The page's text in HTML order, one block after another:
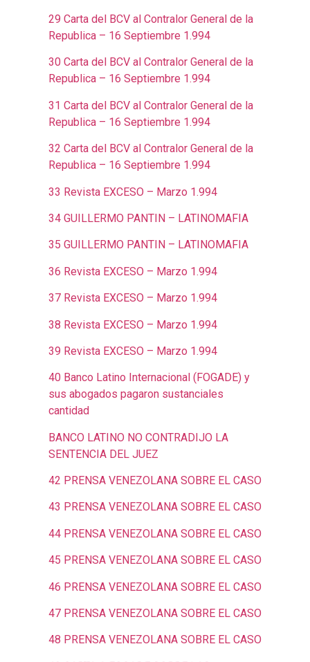
29 Carta del BCV al Contralor General de la
Republica – 16 Septiembre 1.994
30 Carta del BCV al Contralor General de la
Republica – 16 Septiembre 1.994
31 Carta del BCV al Contralor General de la
Republica – 16 Septiembre 1.994
32 Carta del BCV al Contralor General de la
Republica – 16 Septiembre 1.994
33 Revista EXCESO – Marzo 1.994
34 GUILLERMO PANTIN – LATINOMAFIA
35 GUILLERMO PANTIN – LATINOMAFIA
36 Revista EXCESO – Marzo 1.994
37 Revista EXCESO – Marzo 1.994
38 Revista EXCESO – Marzo 1.994
39 Revista EXCESO – Marzo 1.994
40 Banco Latino Internacional (FOGADE) y
sus abogados pagaron sustanciales
cantidad
BANCO LATINO NO CONTRADIJO LA
SENTENCIA DEL JUEZ
42 PRENSA VENEZOLANA SOBRE EL CASO
43 PRENSA VENEZOLANA SOBRE EL CASO
44 PRENSA VENEZOLANA SOBRE EL CASO
45 PRENSA VENEZOLANA SOBRE EL CASO
46 PRENSA VENEZOLANA SOBRE EL CASO
47 PRENSA VENEZOLANA SOBRE EL CASO
48 PRENSA VENEZOLANA SOBRE EL CASO